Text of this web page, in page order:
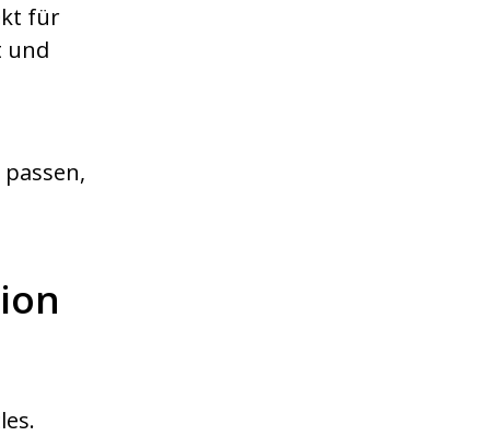
für
und